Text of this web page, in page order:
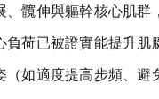
、髖伸與軀幹核心肌群
負荷已被證實能提升
（如適度提高步頻、避